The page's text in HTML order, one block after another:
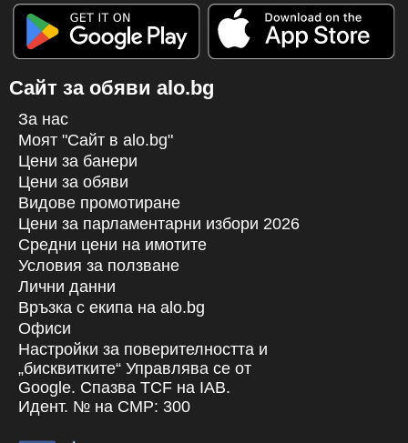
Сайт за обяви alo.bg
За нас
Моят "Сайт в alo.bg"
Цени за банери
Цени за обяви
Видове промотиране
Цени за парламентарни избори 2026
Средни цени на имотите
Условия за ползване
Лични данни
Връзка с екипa на alo.bg
Офиси
Настройки за поверителността и
„бисквитките“ Управлява се от
Google. Спазва TCF на IAB.
Идент. № на CMP: 300